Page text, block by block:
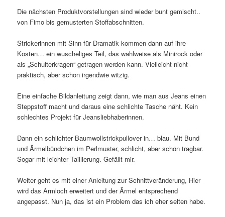
Die nächsten Produktvorstellungen sind wieder bunt gemischt..
von Fimo bis gemusterten Stoffabschnitten.
Strickerinnen mit Sinn für Dramatik kommen dann auf ihre
Kosten… ein wuscheliges Teil, das wahlweise als Minirock oder
als „Schulterkragen“ getragen werden kann. Vielleicht nicht
praktisch, aber schon irgendwie witzig.
Eine einfache Bildanleitung zeigt dann, wie man aus Jeans einen
Steppstoff macht und daraus eine schlichte Tasche näht. Kein
schlechtes Projekt für Jeansliebhaberinnen.
Dann ein schlichter Baumwollstrickpullover in… blau. Mit Bund
und Ärmelbündchen im Perlmuster, schlicht, aber schön tragbar.
Sogar mit leichter Taillierung. Gefällt mir.
Weiter geht es mit einer Anleitung zur Schnittveränderung, Hier
wird das Armloch erweitert und der Ärmel entsprechend
angepasst. Nun ja, das ist ein Problem das ich eher selten habe.